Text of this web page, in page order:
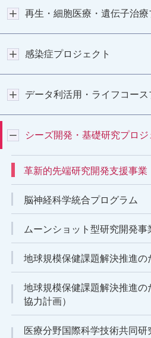
再生・細胞医療・遺伝子治療
感染症プロジェクト
データ利活用・ライフコース
シーズ開発・基礎研究プロジ
革新的先端研究開発支援事業
脳神経科学統合プログラム
ムーンショット型研究開発事
地球規模保健課題解決推進の
地球規模保健課題解決推進
協力計画）
医療分野国際科学技術共同研